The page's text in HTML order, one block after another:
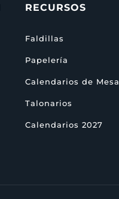
RECURSOS
Faldillas
Papelería
Calendarios de Mesa
Talonarios
Calendarios 2027